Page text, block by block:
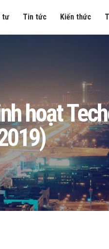
tư Tin tức Kiến thức
hoạt